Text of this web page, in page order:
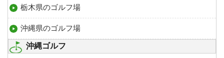
栃木県のゴルフ場
沖縄県のゴルフ場
沖縄ゴルフ